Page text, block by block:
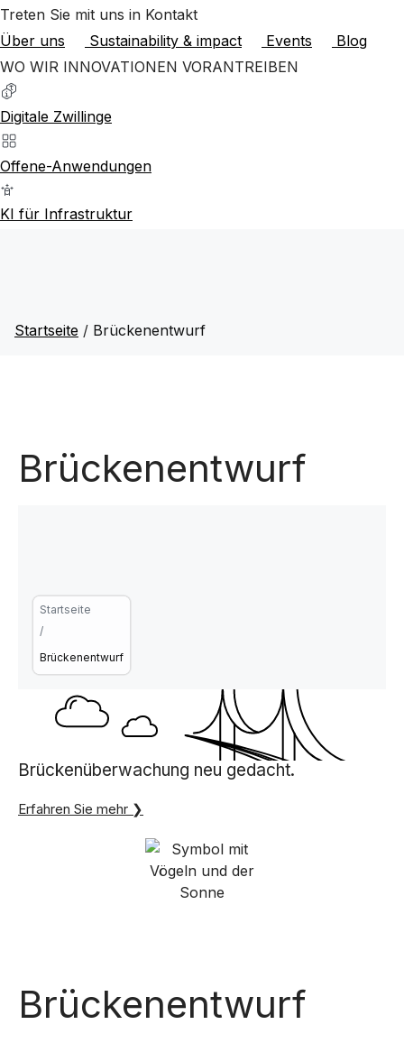
Treten Sie mit uns in Kontakt
Über uns
Sustainability & impact Events
Blog
WO WIR INNOVATIONEN VORANTREIBEN
Digitale Zwillinge
Offene-Anwendungen
KI für Infrastruktur
Startseite / Brückenentwurf
Brückenentwurf
Startseite
/
Brückenentwurf
Brückenüberwachung neu gedacht.
Erfahren Sie mehr ❯
Brückenentwurf